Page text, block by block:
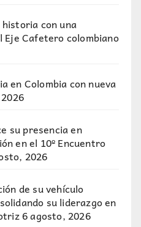
con una
Eje Cafetero colombiano
en Colombia con nueva
su presencia en
en el 10º Encuentro
2026
de su vehículo
su liderazgo en
6 agosto, 2026